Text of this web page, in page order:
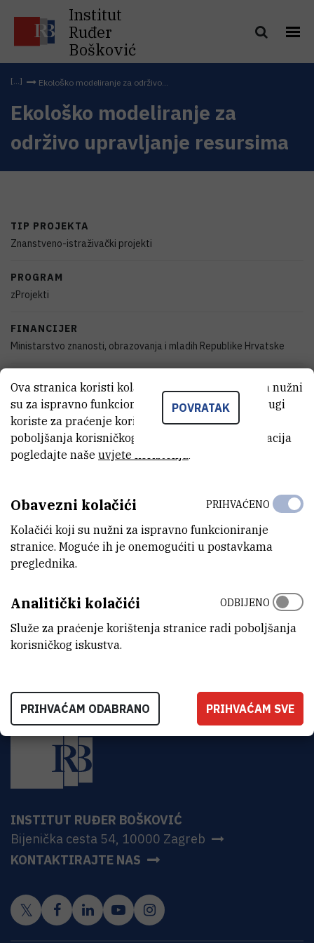
Institut
Ruđer
Bošković
Ekološko modeliranje za održivo...
Ekološko modeliranje za
održivo upravljanje resursima
TIP PROJEKTA
Znanstveno-istraživački projekti
PROGRAM
zProjekti
FINANCIJER
Ministarstvo znanosti, obrazovanja i mladih Republike Hrvatske
DATUM POČETKA
1.1.2007.
DATUM ZAVRŠETKA
1.1.2009.
Završen
IZNOS FINANCIRANJA
0EUR
CroRIS stranica projekta
INSTITUT RUĐER BOŠKOVIĆ
Bijenička cesta 54, 10000 Zagreb
KONTAKTIRAJTE NAS
POVRATAK
Ova stranica koristi kolačiće. Neki od tih kolačića nužni
su za ispravno funkcioniranje stranice, dok se drugi
koriste za praćenje korištenja stranice radi
poboljšanja korisničkog iskustva. Za više informacija
pogledajte naše uvjete korištenja.
Obavezni kolačići
Kolačići koji su nužni za ispravno funkcioniranje
stranice. Moguće ih je onemogućiti u postavkama
preglednika.
PRIHVAĆENO
Analitički kolačići
Služe za praćenje korištenja stranice radi poboljšanja
korisničkog iskustva.
ODBIJENO
PRIHVAĆAM ODABRANO PRIHVAĆAM SVE